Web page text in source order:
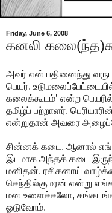
Friday, June 6, 2008
கனலி
அவர் என் பதினைந்து
பெயர்.
கலைக்கூடம்’ என்ற
தமிழ்ப் பற்றாளர்.
என்றுதான் அவரை
சின்னக் கடை. ஆனால்
இடமாக அந்தக் கடை
மனிதன். ரசிகனாய்
செந்தில்குமரன் என்று
மன உளைச்சலோ,
ஓடுவோம்.